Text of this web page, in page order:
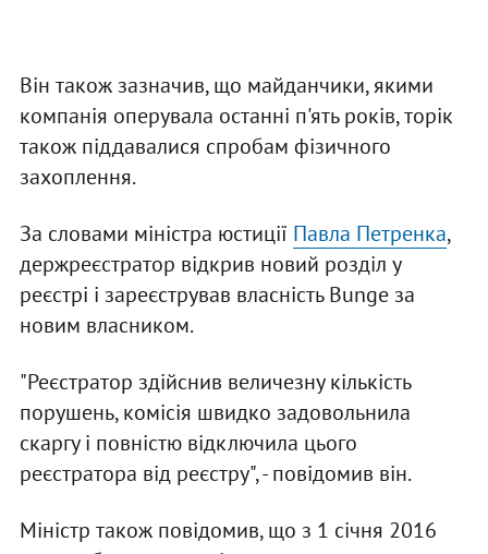
Він також зазначив, що майданчики, якими
компанія оперувала останні п'ять років, торік
також піддавалися спробам фізичного
захоплення.
За словами міністра юстиції Павла Петренка,
держреєстратор відкрив новий розділ у
реєстрі і зареєстрував власність Bunge за
новим власником.
"Реєстратор здійснив величезну кількість
порушень, комісія швидко задовольнила
скаргу і повністю відключила цього
реєстратора від реєстру", - повідомив він.
Міністр також повідомив, що з 1 січня 2016